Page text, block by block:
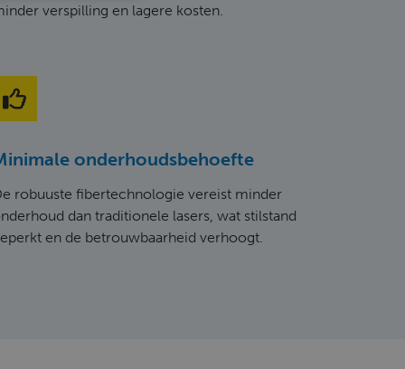
verspilling en lagere kosten.
onderhoudsbehoefte
robuuste fibertechnologie vereist minder
dan traditionele lasers, wat stilstand
en de betrouwbaarheid verhoogt.
SPANISH